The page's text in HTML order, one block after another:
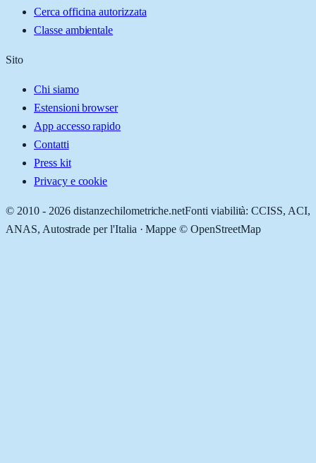
Cerca officina autorizzata
Classe ambientale
Sito
Chi siamo
Estensioni browser
App accesso rapido
Contatti
Press kit
Privacy e cookie
© 2010 - 2026 distanzechilometriche.netFonti viabilità: CCISS, ACI,
ANAS, Autostrade per l'Italia · Mappe © OpenStreetMap